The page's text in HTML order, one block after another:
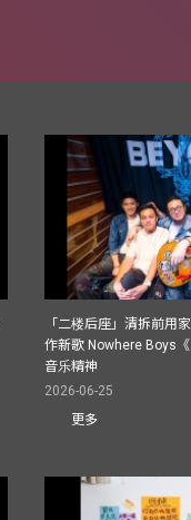
「二楼后座」清拆前用
作新歌 Nowhere Boys
音乐精神
2026-06-25
更多